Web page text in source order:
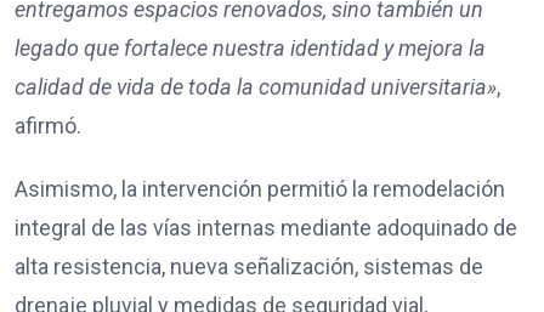
entregamos espacios renovados, sino también un
legado que fortalece nuestra identidad y mejora la
calidad de vida de toda la comunidad universitaria»,
afirmó.
Asimismo, la intervención permitió la remodelación
integral de las vías internas mediante adoquinado de
alta resistencia, nueva señalización, sistemas de
drenaje pluvial y medidas de seguridad vial,